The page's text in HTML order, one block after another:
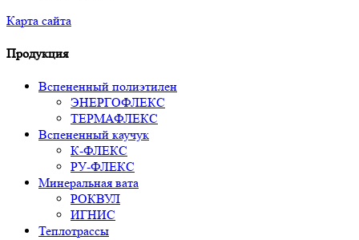
Карта сайта
Продукция
Вспененный полиэтилен
ЭНЕРГОФЛЕКС
ТЕРМАФЛЕКС
Вспененный каучук
К-ФЛЕКС
РУ-ФЛЕКС
Минеральная вата
РОКВУЛ
ИГНИС
Теплотрассы